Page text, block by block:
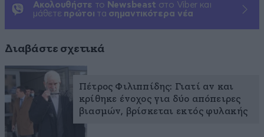
Ακολουθήστε το Newsbeast στο Viber και
μάθετε πρώτοι τα σημαντικότερα νέα
Διαβάστε σχετικά
Πέτρος Φιλιππίδης: Γιατί αν και
κρίθηκε ένοχος για δύο απόπειρες
βιασμών, βρίσκεται εκτός φυλακής